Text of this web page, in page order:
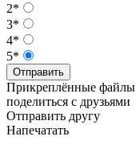
2*
3*
4*
5*
Отправить
Прикреплённые файлы
поделиться с друзьями
Отправить другу
Напечатать